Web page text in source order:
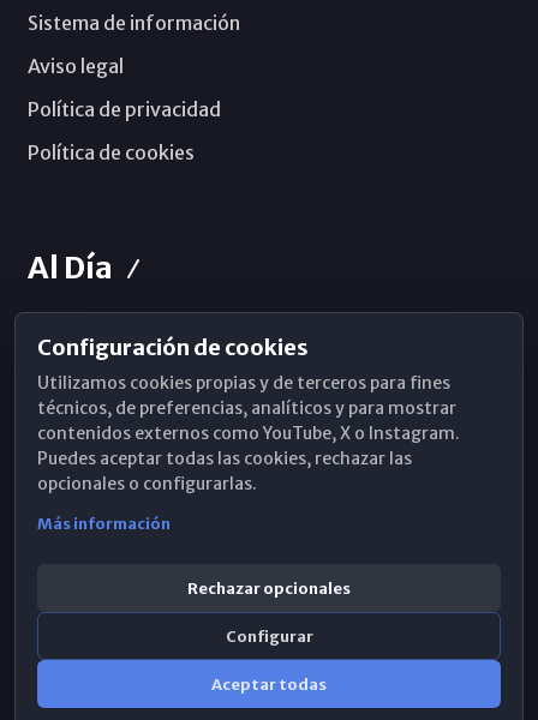
Sistema de información
Aviso legal
Política de privacidad
Política de cookies
Al Día
Horarios de Misa
Hemeroteca
WhatsApp
Configuración de cookies
Utilizamos cookies propias y de terceros para fines
técnicos, de preferencias, analíticos y para mostrar
contenidos externos como YouTube, X o Instagram.
Puedes aceptar todas las cookies, rechazar las
opcionales o configurarlas.
Más información
Rechazar opcionales
Configurar
Aceptar todas